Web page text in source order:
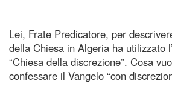
Lei, Frate Predicatore, per
della Chiesa in Algeria ha utilizzato
“Chiesa della discrezione”. Cosa
confessare il Vangelo “con